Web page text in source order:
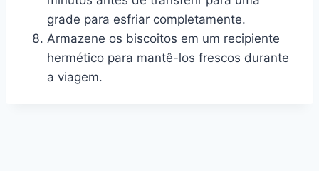
grade para esfriar completamente.
Armazene os biscoitos em um recipiente
hermético para mantê-los frescos durante
a viagem.